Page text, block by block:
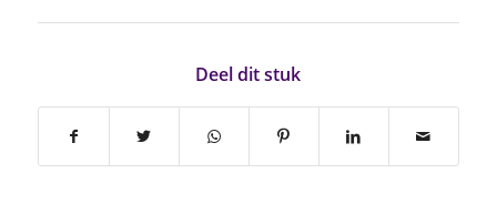
Deel dit stuk